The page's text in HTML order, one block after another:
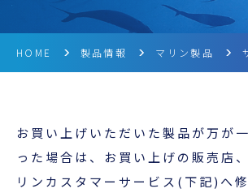
研究開発
企業情報
ニュース
超音波科学館
HOME 製品情報 マリン製品
お買い上げいただいた製品が万が
った場合は、お買い上げの販売店
リンカスタマーサービス(下記)へ